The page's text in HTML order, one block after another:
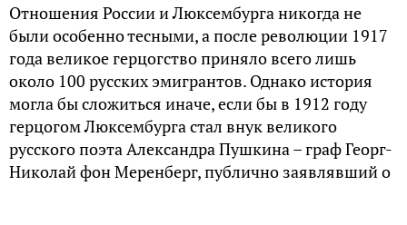
Отношения России и Люксембурга никогда не
были особенно тесными, а после революции 1917
года великое герцогство приняло всего лишь
около 100 русских эмигрантов. Однако история
могла бы сложиться иначе, если бы в 1912 году
герцогом Люксембурга стал внук великого
русского поэта Александра Пушкина – граф Георг-
Николай фон Меренберг, публично заявлявший о